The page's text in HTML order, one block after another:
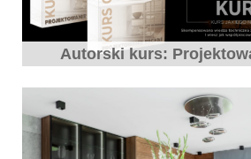
Autorski kurs: